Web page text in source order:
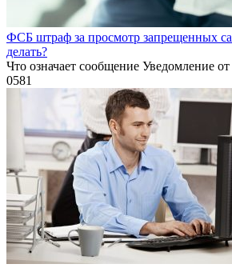
ФСБ штраф за просмотр запрещенных
делать?
Что означает сообщение Уведомление
0581